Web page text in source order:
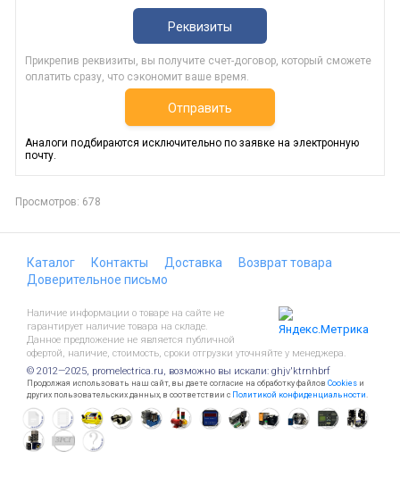
Реквизиты
Прикрепив реквизиты, вы получите счет-договор, который сможете
оплатить сразу, что сэкономит ваше время.
Отправить
Аналоги подбираются исключительно по заявке на электронную
почту.
Просмотров: 678
Каталог Контакты Доставка
Возврат товара
Доверительное письмо
Наличие информации о товаре на сайте не
гарантирует наличие товара на складе.
Данное предложение не является публичной
офертой, наличие, стоимость, сроки отгрузки уточняйте у менеджера.
© 2012—2025, promelectrica.ru, возможно вы искали: ghjv'ktrnhbrf
Продолжая использовать наш сайт, вы даете согласие на обработку файлов Cookies и
других пользовательских данных, в соответствии с Политикой конфиденциальности.